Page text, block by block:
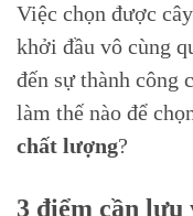
Việc chọn được
khởi đầu vô cùng
đến sự thành công
làm thế nào để
chất lượng?
3 điểm cần lưu